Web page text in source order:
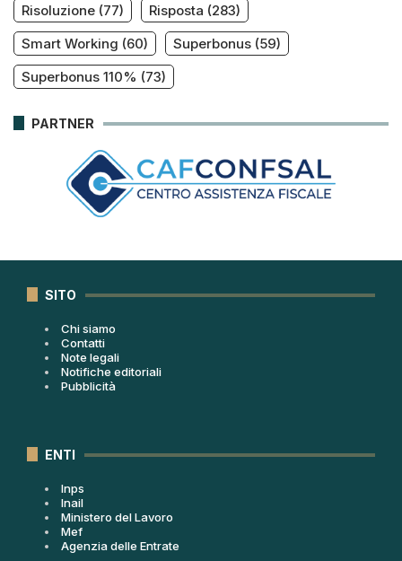
Risoluzione (77) Risposta (283)
Smart Working (60) Superbonus (59)
Superbonus 110% (73)
PARTNER
SITO
Chi siamo
Contatti
Note legali
Notifiche editoriali
Pubblicità
ENTI
Inps
Inail
Ministero del Lavoro
Mef
Agenzia delle Entrate